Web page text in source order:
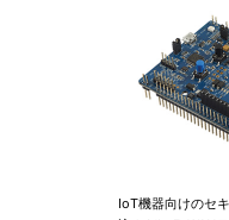
IoT機器向けのセ